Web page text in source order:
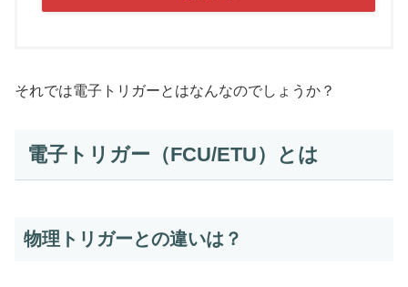
それでは電子トリガーとはなんなのでしょうか？
電子トリガー（FCU/ETU）とは
物理トリガーとの違いは？